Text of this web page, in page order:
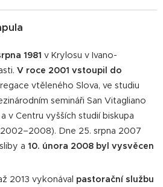
1981 v Krylosu v Ivano-
V roce 2001 vstoupil do
vtěleného Slova, ve studiu
semináři San Vitagliano
v Centru vyšších studií biskupa
Dne 25. srpna 2007
a 10. února 2008 byl vysvěcen
2013 vykonával pastorační službu